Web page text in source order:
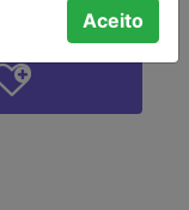
Aceito